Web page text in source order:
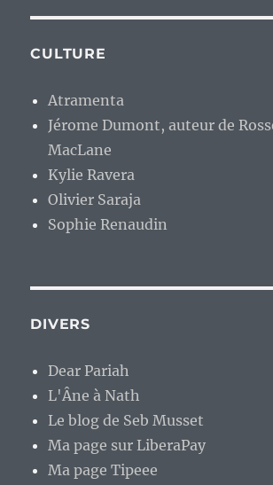
CULTURE
Atramenta
Jérome Dumont, auteur de
MacLane
Kylie Ravera
Olivier Saraja
Sophie Renaudin
DIVERS
Dear Pariah
L'Âne à Nath
Le blog de Seb Musset
Ma page sur LiberaPay
Ma page Tipeee